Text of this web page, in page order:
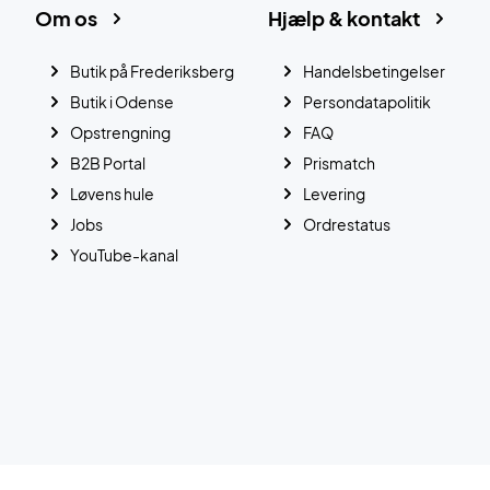
Hjælp & kontakt
Handelsbetingelser
Persondatapolitik
FAQ
Prismatch
Levering
Ordrestatus
Om os
Butik på Frederiksberg
Butik i Odense
Opstrengning
B2B Portal
Løvens hule
Jobs
YouTube-kanal